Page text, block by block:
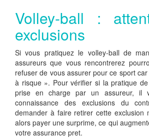
Volley-ball :
exclusions
Si vous pratiquez le volley-ball de
assureurs que vous rencontrerez
refuser de vous assurer pour ce sport
à risque ». Pour vérifier si la pratique
prise en charge par un assureur, il
connaissance des exclusions du
demander à faire retirer cette exclusion
alors payer une surprime, ce qui
votre assurance pret.